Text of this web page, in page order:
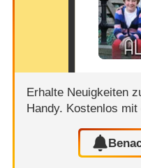
Erhalte Neuigkeiten
Handy. Kostenlos mit